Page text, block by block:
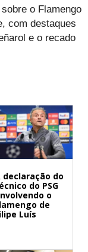
o Flamengo
com destaques
e o recado
declaração do
do PSG
o
de
Luís